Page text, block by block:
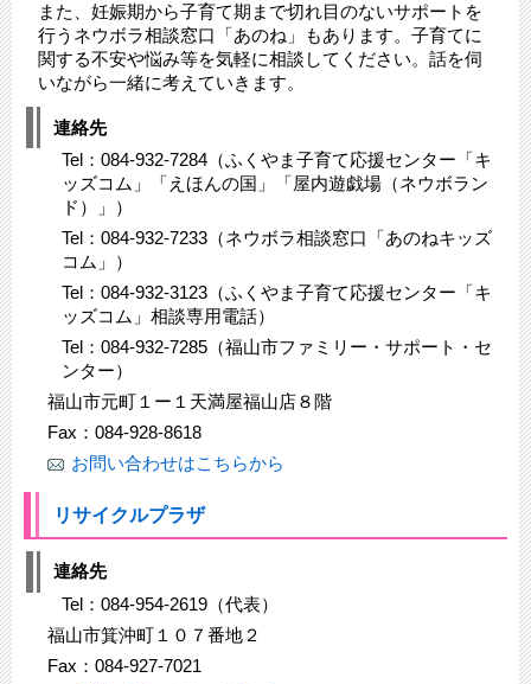
また、妊娠期から子育て期まで切れ目のないサポートを
行うネウボラ相談窓口「あのね」もあります。子育てに
関する不安や悩み等を気軽に相談してください。話を伺
いながら一緒に考えていきます。
連絡先
Tel：084-932-7284（ふくやま子育て応援センター「キ
ッズコム」「えほんの国」「屋内遊戯場（ネウボラン
ド）」）
Tel：084‐932‐7233（ネウボラ相談窓口「あのねキッズ
コム」）
Tel：084-932-3123（ふくやま子育て応援センター「キ
ッズコム」相談専用電話）
Tel：084-932-7285（福山市ファミリー・サポート・セ
ンター）
福山市元町１ー１天満屋福山店８階
Fax：084-928-8618
お問い合わせはこちらから
リサイクルプラザ
連絡先
Tel：084-954-2619（代表）
福山市箕沖町１０７番地２
Fax：084-927-7021